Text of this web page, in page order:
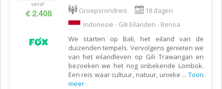
vanaf
€ 2.408 Groepsrondreis
18 dagen
Indonesië - Gili Eilanden - Benoa
We starten op Bali, het eiland van de
duizenden tempels. Vervolgens genieten we
van het eilandleven op Gili Trawangan en
bezoeken we het nog onbekende Lombok.
Een reis waar cultuur, natuur, unieke ... Toon
meer